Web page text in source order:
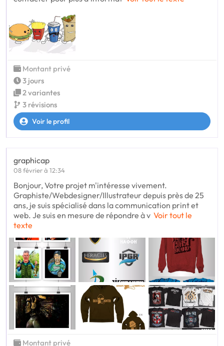
Montant privé
3 jours
2 variantes
3 révisions
Voir le profil
graphicap
08 février à 12:34
Bonjour, Votre projet m'intéresse vivement.
Graphiste/Webdesigner/Illustrateur depuis près de 25
ans, je suis spécialisé dans la communication print et
web. Je suis en mesure de répondre à v Voir tout le
texte
Montant privé